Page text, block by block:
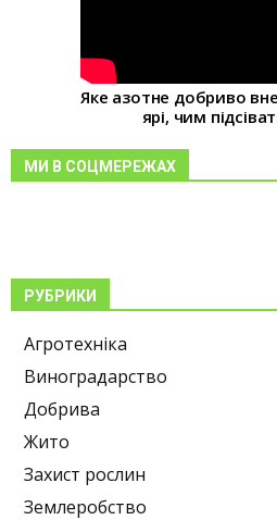
Яке азотне добриво
ярі, чим
МИ В СОЦМЕРЕЖАХ
РУБРИКИ
Агротехніка
Виноградарство
Добрива
Жито
Захист рослин
Землеробство